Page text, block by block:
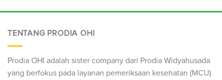
TENTANG PRODIA OHI
Prodia OHI adalah sister company dari Prodia Widyahusada
yang berfokus pada layanan pemeriksaan kesehatan (MCU)